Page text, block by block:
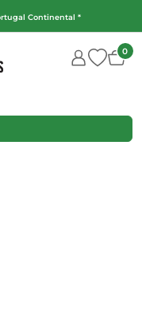
Continental *
0